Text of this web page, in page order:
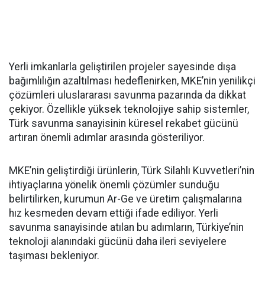
Yerli imkanlarla geliştirilen projeler sayesinde dışa
bağımlılığın azaltılması hedeflenirken, MKE’nin yenilikçi
çözümleri uluslararası savunma pazarında da dikkat
çekiyor. Özellikle yüksek teknolojiye sahip sistemler,
Türk savunma sanayisinin küresel rekabet gücünü
artıran önemli adımlar arasında gösteriliyor.
MKE’nin geliştirdiği ürünlerin, Türk Silahlı Kuvvetleri’nin
ihtiyaçlarına yönelik önemli çözümler sunduğu
belirtilirken, kurumun Ar-Ge ve üretim çalışmalarına
hız kesmeden devam ettiği ifade ediliyor. Yerli
savunma sanayisinde atılan bu adımların, Türkiye’nin
teknoloji alanındaki gücünü daha ileri seviyelere
taşıması bekleniyor.